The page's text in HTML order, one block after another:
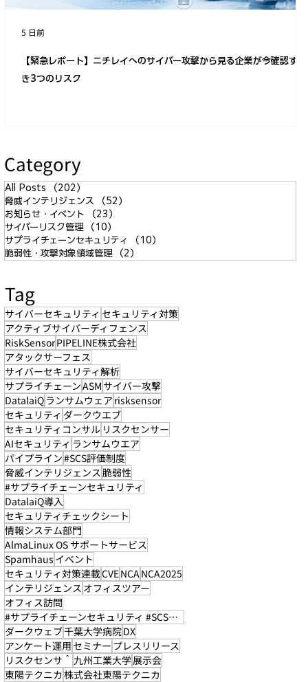
【緊急レポート】ニチレイへのサイバー攻撃から見る企業が今確認すべ
き3つのリスク
5 日前
Category
All Posts （202）
脅威インテリジェンス
（52）
お知らせ・イベント
（23）
サイバーリスク管理
（10）
サプライチェーンセキュリティ
（10）
脆弱性・攻撃対象領域管理
（2）
Tag
サイバーセキュリティ セキュリティ対策
アクティブサイバーディフェンス
RiskSensorPIPELINE株式会社
アタックサーフェス
サイバーセキュリティ解析
サプライチェーンASM サイバー攻撃
DatalaiQ ランサムウェア risksensor
セキュリティ ダークウエブ
セキュリティコンサル リスクセンサー
AIセキュリティ ランサムウエア
パイプライン#SCS評価制度
脅威インテリジェンス 脆弱性
#サプライチェーンセキュリティ
DatalaiQ導入
セキュリティチェックシート
情報システム部門
AlmaLinux OS サポートサービス
Spamhaus イベント
セキュリティ対策連載CVENCA NCA2025
インテリジェンス オフィスツアー
オフィス訪問
#サプライチェーンセキュリティ #SCS評価制度
ダークウェブ千葉大学病院DX
アンケート運用 セミナー プレスリリース
リスクセンサ＾ 九州工業大学展示会
東陽テクニカ 株式会社東陽テクニカ